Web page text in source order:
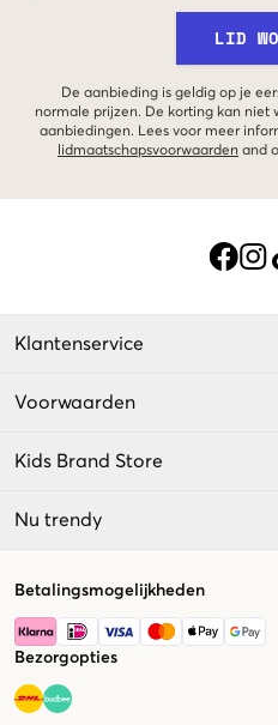
LID
De aanbieding is geldig op je
normale prijzen. De korting kan niet
aanbiedingen. Lees voor meer
lidmaatschapsvoorwaarden and
Klantenservice
Voorwaarden
Kids Brand Store
Nu trendy
Betalingsmogelijkheden
Bezorgopties